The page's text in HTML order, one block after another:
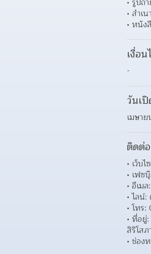
สำเ
หนัง
เงื่อ
-
วันเ
เมษา
ติดต่
เว็บ
เฟซ
อีเม
ไลน์:
โทร
ที่อยู่:
สิริโส
ช่อง